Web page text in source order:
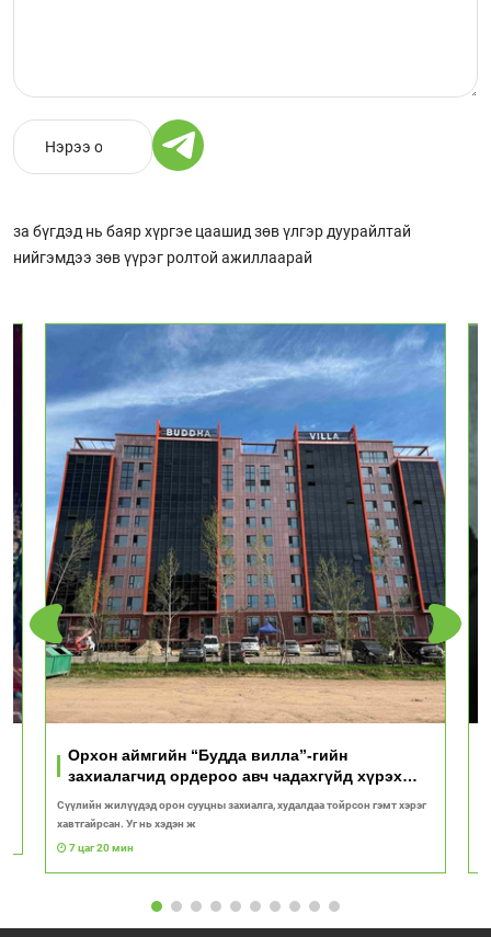
за бүгдэд нь баяр хүргэе цаашид зөв үлгэр дуурайлтай
нийгэмдээ зөв үүрэг ролтой ажиллаарай
Орхон аймгийн “Будда вилла”-гийн
захиалагчид ордероо авч чадахгүйд хүрэх
вий!
Сүүлийн жилүүдэд орон сууцны захиалга, худалдаа тойрсон гэмт хэрэг
хавтгайрсан. Уг нь хэдэн ж
7 цаг 20 мин